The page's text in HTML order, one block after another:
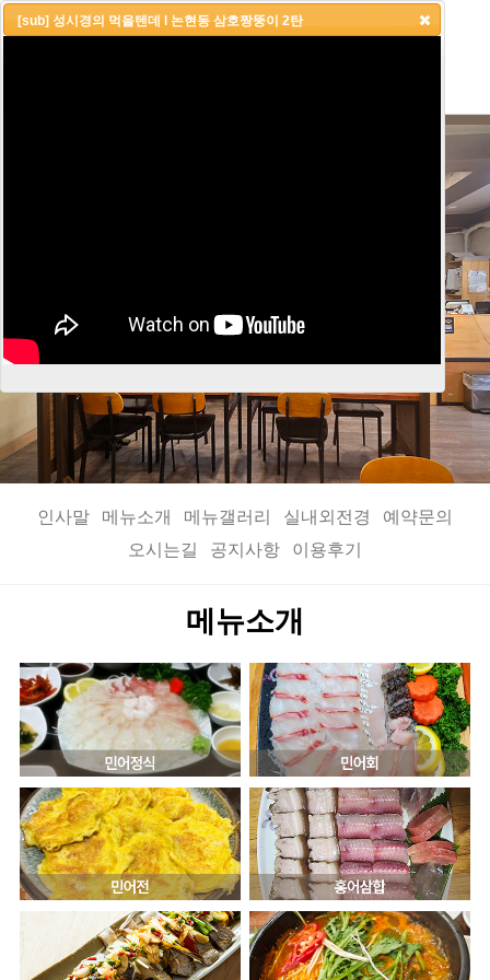
인사말 메뉴소개 메뉴갤러리 실내외전경
예약문의
오시는길
공지사항 이용후기
메뉴소개
[sub] 성시경의 먹을텐데 l 논현동 삼호짱뚱이 2탄